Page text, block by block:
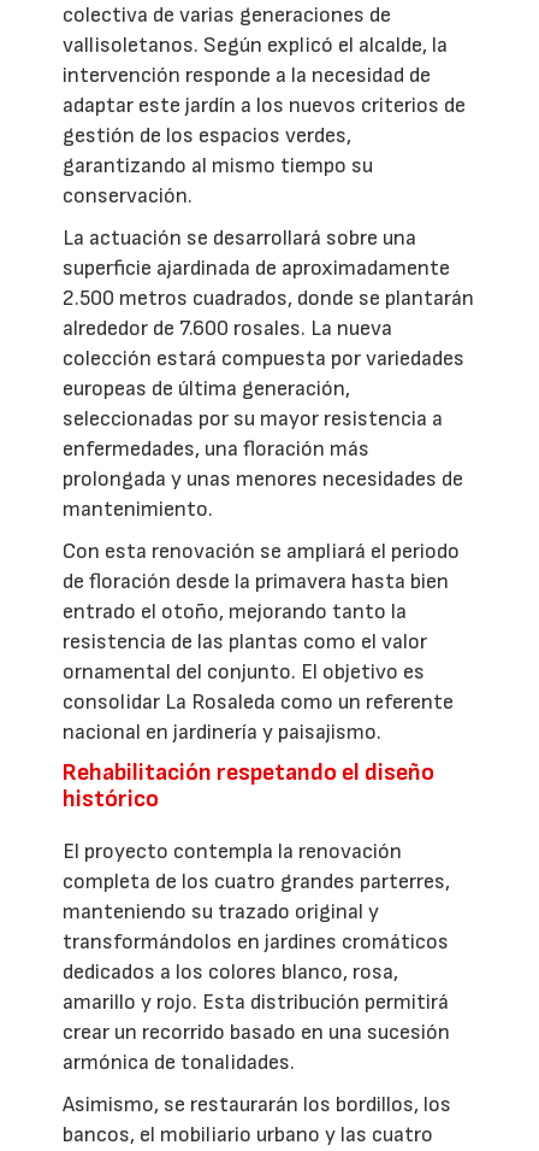
colectiva de varias generaciones de
vallisoletanos. Según explicó el alcalde, la
intervención responde a la necesidad de
adaptar este jardín a los nuevos criterios de
gestión de los espacios verdes,
garantizando al mismo tiempo su
conservación.
La actuación se desarrollará sobre una
superficie ajardinada de aproximadamente
2.500 metros cuadrados, donde se plantarán
alrededor de 7.600 rosales. La nueva
colección estará compuesta por variedades
europeas de última generación,
seleccionadas por su mayor resistencia a
enfermedades, una floración más
prolongada y unas menores necesidades de
mantenimiento.
Con esta renovación se ampliará el periodo
de floración desde la primavera hasta bien
entrado el otoño, mejorando tanto la
resistencia de las plantas como el valor
ornamental del conjunto. El objetivo es
consolidar La Rosaleda como un referente
nacional en jardinería y paisajismo.
Rehabilitación respetando el diseño
histórico
El proyecto contempla la renovación
completa de los cuatro grandes parterres,
manteniendo su trazado original y
transformándolos en jardines cromáticos
dedicados a los colores blanco, rosa,
amarillo y rojo. Esta distribución permitirá
crear un recorrido basado en una sucesión
armónica de tonalidades.
Asimismo, se restaurarán los bordillos, los
bancos, el mobiliario urbano y las cuatro